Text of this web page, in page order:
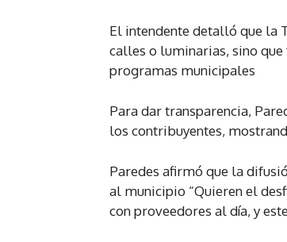
El intendente detalló que la
calles o luminarias, sino
programas municipales
Para dar transparencia,
los contribuyentes,
Paredes afirmó que la
al municipio “Quieren el
con proveedores al día, y